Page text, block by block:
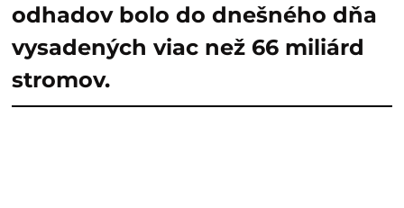
odhadov bolo do dnešného dňa
vysadených viac než 66 miliárd
stromov.